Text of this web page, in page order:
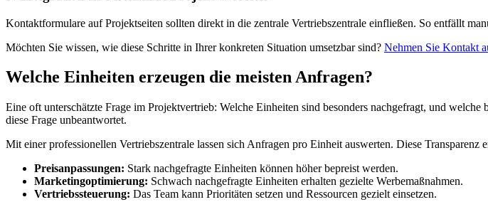
Kontaktformulare auf Projektseiten sollten direkt in die zentrale Vertriebszentrale einfließen. So entfällt
Möchten Sie wissen, wie diese Schritte in Ihrer konkreten Situation umsetzbar sind? Nehmen Sie Kontakt
Welche Einheiten erzeugen die meisten Anfragen?
Eine oft unterschätzte Frage im Projektvertrieb: Welche Einheiten sind besonders nachgefragt, und
diese Frage unbeantwortet.
Mit einer professionellen Vertriebszentrale lassen sich Anfragen pro Einheit auswerten. Diese Transparenz
Preisanpassungen: Stark nachgefragte Einheiten können höher bepreist werden.
Marketingoptimierung: Schwach nachgefragte Einheiten erhalten gezielte Werbemaßnahmen.
Vertriebssteuerung: Das Team kann Prioritäten setzen und Ressourcen gezielt einsetzen.